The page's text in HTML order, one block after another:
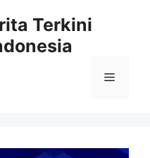
Terkini
Menu